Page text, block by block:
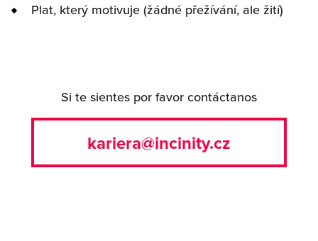
Plat, který motivuje (žádné přežívání, ale žití)
Si te sientes por favor contáctanos
kariera@incinity.cz